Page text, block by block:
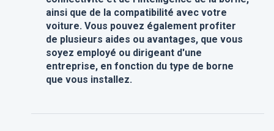
ainsi que de la compatibilité avec votre
voiture. Vous pouvez également profiter
de plusieurs aides ou avantages, que vous
soyez employé ou dirigeant d'une
entreprise, en fonction du type de borne
que vous installez.